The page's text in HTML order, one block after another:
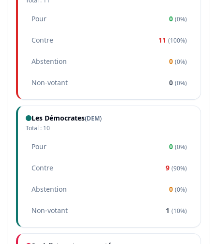
Pour 0 (0%)
Contre 11 (100%)
Abstention 0 (0%)
Non-votant 0 (0%)
Les Démocrates(DEM)
Total : 10
Pour 0 (0%)
Contre 9 (90%)
Abstention 0 (0%)
Non-votant 1 (10%)